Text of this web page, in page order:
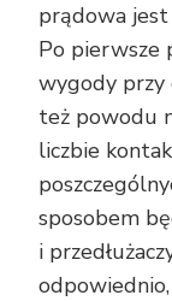
prądowa
Po pierwsze
wygody przy
też powodu
liczbie
sposobem
i